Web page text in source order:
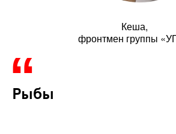
Кеша,
фронтмен группы
Рыбы